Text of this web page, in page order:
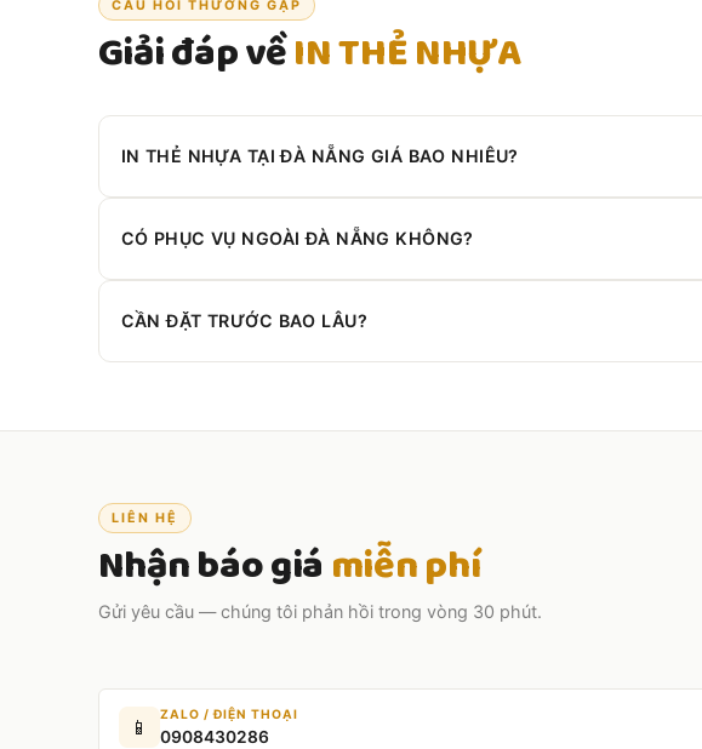
CÂU HỎI THƯỜNG GẶP
Giải đáp vềIN THẺ NHỰA
IN THẺ NHỰA TẠI ĐÀ NẴNG GIÁ BAO NHIÊU?
CÓ PHỤC VỤ NGOÀI ĐÀ NẴNG KHÔNG?
CẦN ĐẶT TRƯỚC BAO LÂU?
LIÊN HỆ
Nhận báo giámiễn phí
Gửi yêu cầu — chúng tôi phản hồi trong vòng 30 phút.
📱
ZALO / ĐIỆN THOẠI
0908430286